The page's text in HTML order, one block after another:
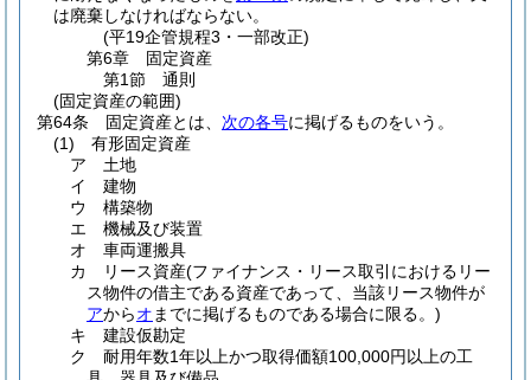
は廃棄しなければならない。
(平19企管規程3・一部改正)
第6章
固定資産
第1節
通則
(固定資産の範囲)
第64条
固定資産とは、 次の各号に掲げるものをいう。
(1)
有形固定資産
ア
土地
イ
建物
ウ
構築物
エ
機械及び装置
オ
車両運搬具
カ
リース資産(ファイナンス・リース取引におけるリー
ス物件の借主である資産であって、当該リース物件が
アからオ までに掲げるものである場合に限る。)
キ
建設仮勘定
ク
耐用年数1年以上かつ取得価額100,000円以上の工